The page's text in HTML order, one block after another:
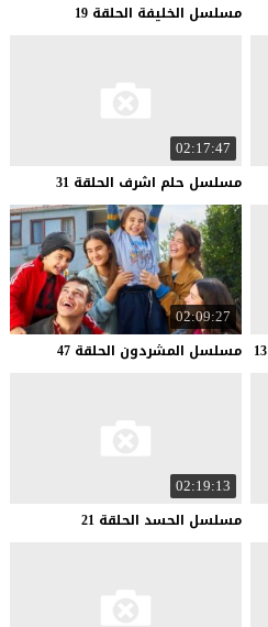
مسلسل الخليفة الحلقة 19
02:17:47
مسلسل حلم اشرف الحلقة 31
13
02:09:27
مسلسل المشردون الحلقة 47
02:19:13
مسلسل الحسد الحلقة 21